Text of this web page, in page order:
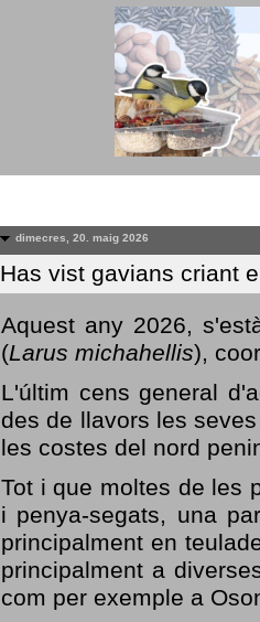
dimecres, 20. maig 2026
Has vist gavians criant
Aquest any 2026,
(Larus michahellis),
L'últim cens general
des de llavors les
les costes del nord
Tot i que moltes de les
i penya-segats, una
principalment en
principalment a
com per exemple a